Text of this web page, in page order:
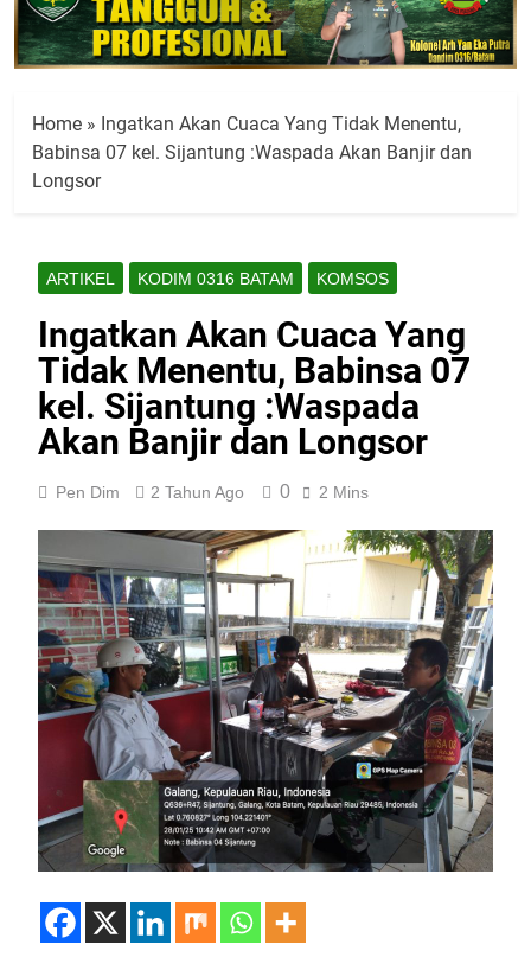
Home » Ingatkan Akan Cuaca Yang Tidak Menentu,
Babinsa 07 kel. Sijantung :Waspada Akan Banjir dan
Longsor
ARTIKEL KODIM 0316 BATAM KOMSOS
Ingatkan Akan Cuaca Yang
Tidak Menentu, Babinsa 07
kel. Sijantung :Waspada
Akan Banjir dan Longsor
Pen Dim 2 Tahun Ago 0 2 Mins